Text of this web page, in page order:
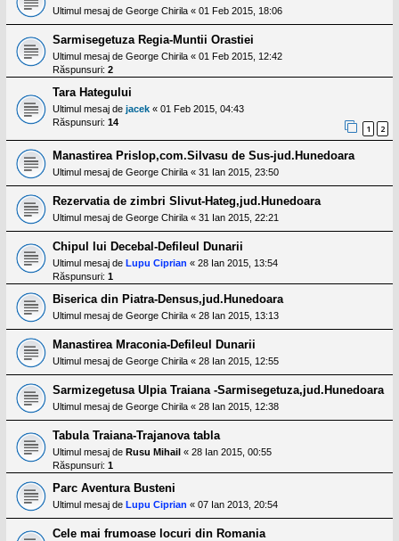
Ultimul mesaj de George Chirila « 01 Feb 2015, 18:06
Sarmisegetuza Regia-Muntii Orastiei
Ultimul mesaj de George Chirila « 01 Feb 2015, 12:42
Răspunsuri: 2
Tara Hategului
Ultimul mesaj de jacek « 01 Feb 2015, 04:43
Răspunsuri: 14
1 2
Manastirea Prislop,com.Silvasu de Sus-jud.Hunedoara
Ultimul mesaj de George Chirila « 31 Ian 2015, 23:50
Rezervatia de zimbri Slivut-Hateg,jud.Hunedoara
Ultimul mesaj de George Chirila « 31 Ian 2015, 22:21
Chipul lui Decebal-Defileul Dunarii
Ultimul mesaj de Lupu Ciprian « 28 Ian 2015, 13:54
Răspunsuri: 1
Biserica din Piatra-Densus,jud.Hunedoara
Ultimul mesaj de George Chirila « 28 Ian 2015, 13:13
Manastirea Mraconia-Defileul Dunarii
Ultimul mesaj de George Chirila « 28 Ian 2015, 12:55
Sarmizegetusa Ulpia Traiana -Sarmisegetuza,jud.Hunedoara
Ultimul mesaj de George Chirila « 28 Ian 2015, 12:38
Tabula Traiana-Trajanova tabla
Ultimul mesaj de Rusu Mihail « 28 Ian 2015, 00:55
Răspunsuri: 1
Parc Aventura Busteni
Ultimul mesaj de Lupu Ciprian « 07 Ian 2013, 20:54
Cele mai frumoase locuri din Romania